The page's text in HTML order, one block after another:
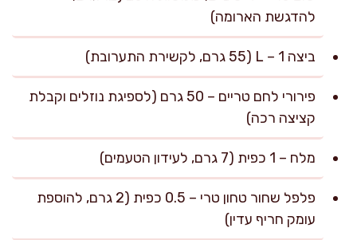
להדגשת הארומה)
ביצה L – 1 (55 גרם, לקשירת התערובת)
פירורי לחם טריים – 50 גרם (לספיגת נוזלים וקבלת
קציצה רכה)
מלח – 1 כפית (7 גרם, לעידון הטעמים)
פלפל שחור טחון טרי – 0.5 כפית (2 גרם, להוספת
עומק חריף עדין)